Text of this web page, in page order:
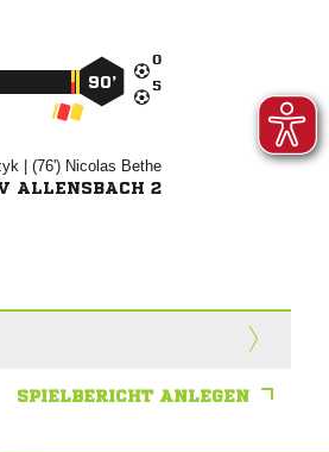


90’
| (76')  
ALLENSBACH 2
SPIELBERICHT ANLEGEN